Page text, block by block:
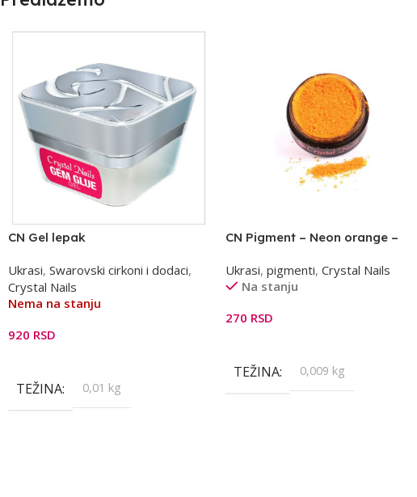
CN Gel lepak
Ukrasi, Swarovski cirkoni i dodaci,
Crystal Nails
Nema na stanju
920 RSD
TEŽINA 0,01 kg
CN Pigment – Neon orange –
Ukrasi, pigmenti, Crystal Nails
Na stanju
270 RSD
TEŽINA 0,009 kg